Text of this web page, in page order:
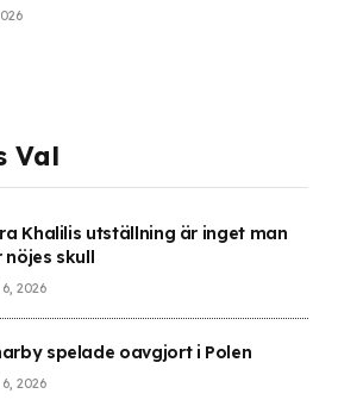
Val
Khalilis utställning är inget man
nöjes skull
2026
spelade oavgjort i Polen
2026